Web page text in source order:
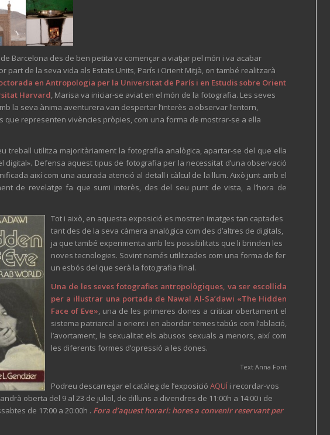
Barcelona des de ben petita va començar a viatjar pel món i va acabar
part de la seva vida als Estats Units, París i Orient Mitjà, on també realitzarà
en Antropologia per la Universitat de París i en Estudis sobre Orient
Harvard, Marisa va iniciar-se aviat en el món de la fotografia. Les seves
la seva ànima aventurera van despertar l’interès a observar l’entorn,
que representen vivències pròpies, com una forma de mostrar-se a ella
treball utilitza majoritàriament la fotografia analògica, apartar-se del que ella
digital». Defensa aquest tipus de fotografia per la necessitat d’una observació
així com una acurada atenció al detall i càlcul de la llum. Això junt amb el
de revelatge fa que sumi interès, des del seu punt de vista, a l’hora de
Tot i això, en aquesta exposició es mostren imatges tan captades
tant des de la seva càmera analògica com des d’altres de digitals,
ja que també experimenta amb les possibilitats que li brinden les
noves tecnologies. Sovint només utilitzades com una forma de fer
un esbós del que serà la fotografia final.
Una de les seves fotografies antropològiques, va ser escollida
per a il·lustrar una portada de Nawal Al-Sa’dawi «The Hidden
Face of Eve», una de les primeres dones a criticar obertament el
sistema patriarcal a orient i en abordar temes tabús com l’ablació,
l’avortament, la sexualitat els abusos sexuals a menors, així com
les diferents formes d’opressió a les dones.
Text Anna Font
Podreu descarregar el catàleg de l’exposició AQUÍ i recordar-vos
oberta del 9 al 23 de juliol, de dilluns a divendres de 11:00h a 14:00 i de
de 17:00 a 20:00h . Fora d’aquest horari: hores a convenir reservant per